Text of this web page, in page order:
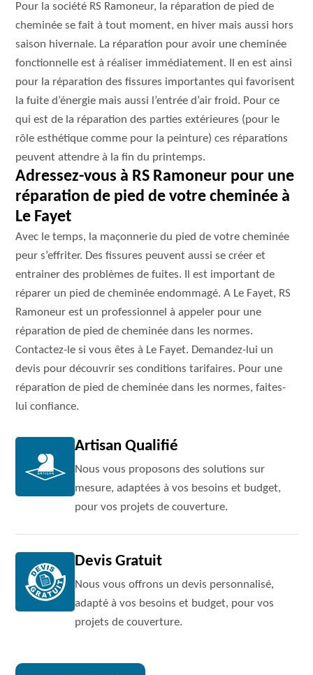
Pour la société RS Ramoneur, la réparation de pied de
cheminée se fait à tout moment, en hiver mais aussi hors
saison hivernale. La réparation pour avoir une cheminée
fonctionnelle est à réaliser immédiatement. Il en est ainsi
pour la réparation des fissures importantes qui favorisent
la fuite d’énergie mais aussi l’entrée d’air froid. Pour ce
qui est de la réparation des parties extérieures (pour le
rôle esthétique comme pour la peinture) ces réparations
peuvent attendre à la fin du printemps.
Adressez-vous à RS Ramoneur pour une
réparation de pied de votre cheminée à
Le Fayet
Avec le temps, la maçonnerie du pied de votre cheminée
peur s’effriter. Des fissures peuvent aussi se créer et
entrainer des problèmes de fuites. Il est important de
réparer un pied de cheminée endommagé. A Le Fayet, RS
Ramoneur est un professionnel à appeler pour une
réparation de pied de cheminée dans les normes.
Contactez-le si vous êtes à Le Fayet. Demandez-lui un
devis pour découvrir ses conditions tarifaires. Pour une
réparation de pied de cheminée dans les normes, faites-
lui confiance.
Artisan Qualifié
Nous vous proposons des solutions sur
mesure, adaptées à vos besoins et budget,
pour vos projets de couverture.
Devis Gratuit
Nous vous offrons un devis personnalisé,
adapté à vos besoins et budget, pour vos
projets de couverture.